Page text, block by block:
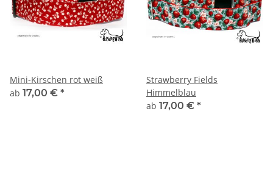
Mini-Kirschen rot weiß
ab 17,00 € *
Strawberry Fields
Himmelblau
ab 17,00 € *